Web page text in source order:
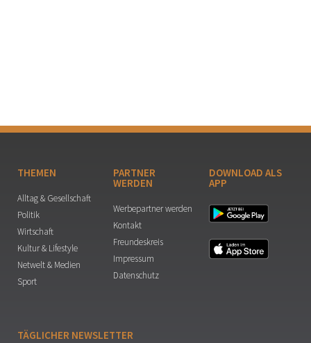
THEMEN
Alltag & Gesellschaft
Politik
Wirtschaft
Kultur & Lifestyle
Netwelt & Medien
Sport
PARTNER
WERDEN
Werbepartner werden
Kontakt
Freundeskreis
Impressum
Datenschutz
DOWNLOAD ALS
APP
TÄGLICHER NEWSLETTER